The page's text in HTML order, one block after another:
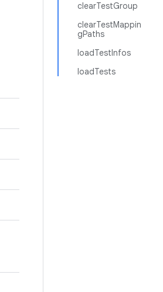
clearTestGroup
clearTestMappin
gPaths
loadTestInfos
loadTests